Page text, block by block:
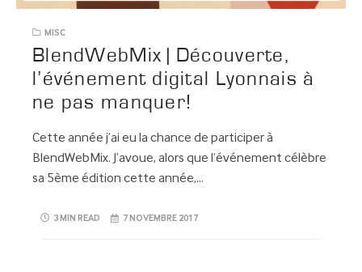
MISC
BlendWebMix | Découverte,
l’événement digital Lyonnais à
ne pas manquer!
Cette année j’ai eu la chance de participer à
BlendWebMix. J’avoue, alors que l’événement célèbre
sa 5ème édition cette année,…
3 MIN READ 7 NOVEMBRE 2017